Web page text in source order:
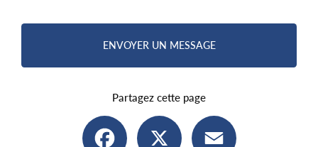
ENVOYER UN MESSAGE
Partagez cette page
Facebook